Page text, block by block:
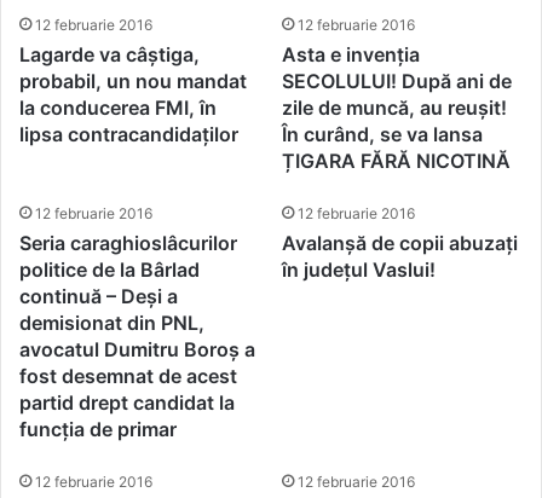
12 februarie 2016
Lagarde va câștiga,
probabil, un nou mandat
la conducerea FMI, în
lipsa contracandidaților
12 februarie 2016
Asta e invenția
SECOLULUI! După ani de
zile de muncă, au reușit!
În curând, se va lansa
ȚIGARA FĂRĂ NICOTINĂ
12 februarie 2016
Seria caraghioslâcurilor
politice de la Bârlad
continuă – Deși a
demisionat din PNL,
avocatul Dumitru Boroș a
fost desemnat de acest
partid drept candidat la
funcția de primar
12 februarie 2016
Avalanșă de copii abuzați
în județul Vaslui!
12 februarie 2016 12 februarie 2016